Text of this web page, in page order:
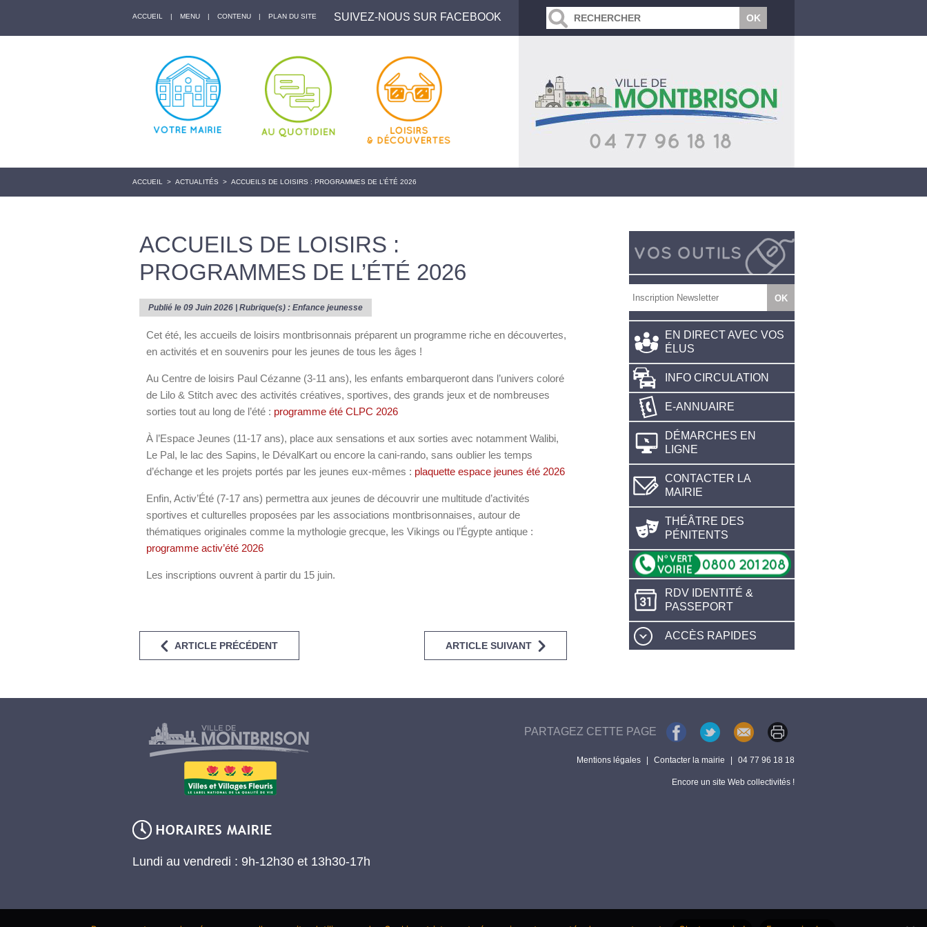
ACCUEIL | MENU | CONTENU | PLAN DU SITE SUIVEZ-NOUS SUR FACEBOOK
ACCUEIL > ACTUALITÉS > ACCUEILS DE LOISIRS : PROGRAMMES DE L’ÉTÉ 2026
ACCUEILS DE LOISIRS :
PROGRAMMES DE L’ÉTÉ 2026
Publié le 09 Juin 2026 | Rubrique(s) : Enfance jeunesse
Cet été, les accueils de loisirs montbrisonnais préparent un programme riche en découvertes,
en activités et en souvenirs pour les jeunes de tous les âges !
Au Centre de loisirs Paul Cézanne (3-11 ans), les enfants embarqueront dans l’univers coloré
de Lilo & Stitch avec des activités créatives, sportives, des grands jeux et de nombreuses
sorties tout au long de l’été : programme été CLPC 2026
À l’Espace Jeunes (11-17 ans), place aux sensations et aux sorties avec notamment Walibi,
Le Pal, le lac des Sapins, le DévalKart ou encore la cani-rando, sans oublier les temps
d’échange et les projets portés par les jeunes eux-mêmes : plaquette espace jeunes été 2026
Enfin, Activ’Été (7-17 ans) permettra aux jeunes de découvrir une multitude d’activités
sportives et culturelles proposées par les associations montbrisonnaises, autour de
thématiques originales comme la mythologie grecque, les Vikings ou l’Égypte antique :
programme activ’été 2026
Les inscriptions ouvrent à partir du 15 juin.
ARTICLE PRÉCÉDENT ARTICLE SUIVANT
EN DIRECT AVEC VOS
ÉLUS
INFO CIRCULATION
E-ANNUAIRE
DÉMARCHES EN
LIGNE
CONTACTER LA
MAIRIE
THÉÂTRE DES
PÉNITENTS
RDV IDENTITÉ &
PASSEPORT
ACCÈS RAPIDES
Lundi au vendredi : 9h-12h30 et 13h30-17h
PARTAGEZ CETTE PAGE
Mentions légales Contacter la mairie 04 77 96 18 18
Encore un site Web collectivités !